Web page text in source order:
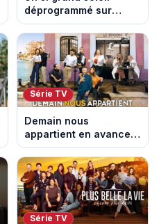
déprogrammé sur
France 3 : cinq
épisodes inédits
diffusés le 13 août
Série TV
Demain nous
appartient en avance :
ce qui vous attend la
semaine du 10 au 14
août 2026 (spoiler)
Série TV